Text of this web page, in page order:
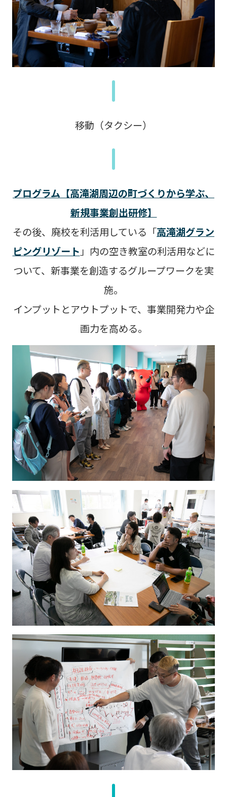
移動（タクシー）
プログラム【高滝湖周辺の町づくりから学ぶ、
新規事業創出研修】
その後、廃校を利活用している「高滝湖グラン
ピングリゾート」内の空き教室の利活用などに
ついて、新事業を創造するグループワークを実
施。
インプットとアウトプットで、事業開発力や企
画力を高める。